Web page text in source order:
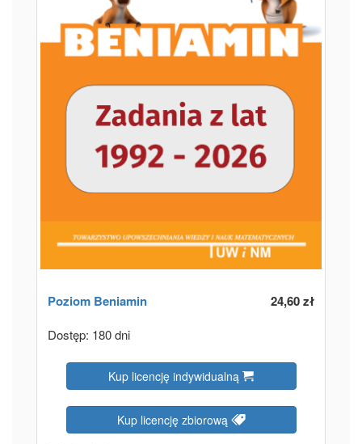
24,60 zł
Poziom Beniamin
Dostęp: 180 dni
Kup licencję indywidualną
Kup licencję zbiorową